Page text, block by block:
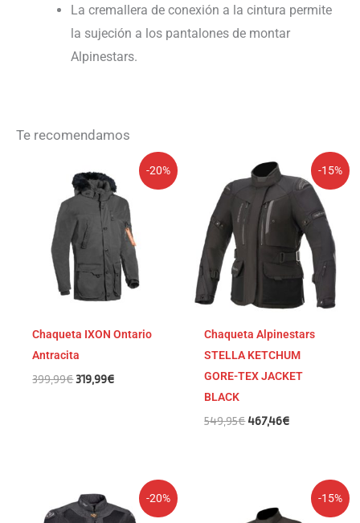
La cremallera de conexión a la cintura permite
la sujeción a los pantalones de montar
Alpinestars.
Te recomendamos
-20%
Chaqueta IXON Ontario
Antracita
399,99€
precio
original
399,99€.
319,99€
precio
actual
es:
319,99€.
-15%
Chaqueta Alpinestars
STELLA KETCHUM
GORE-TEX JACKET
BLACK
549,95€
El
precio
original
era:
549,95€.
467,46€
precio
actual
467,46€.
-20%
El
precio precio
-15%
precio
precio